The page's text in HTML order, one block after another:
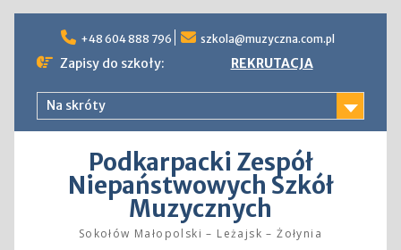
content
+48 604 888 796 szkola@muzyczna.com.pl
Zapisy do szkoły: REKRUTACJA
Na skróty
Podkarpacki Zespół
Niepaństwowych Szkół
Muzycznych
Sokołów Małopolski – Leżajsk – Żołynia